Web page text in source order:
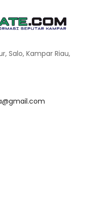
Salo, Kampar Riau,